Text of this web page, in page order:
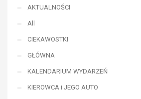
AKTUALNOŚCI
All
CIEKAWOSTKI
GŁÓWNA
KALENDARIUM WYDARZEŃ
KIEROWCA i JEGO AUTO